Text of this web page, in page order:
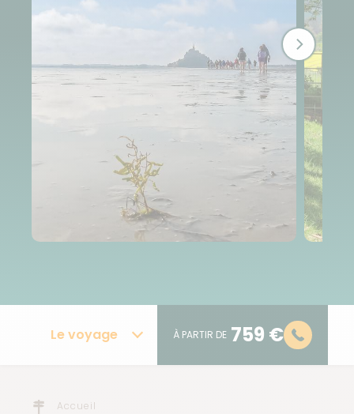
Le voyage À PARTIR DE 759 €
Accueil